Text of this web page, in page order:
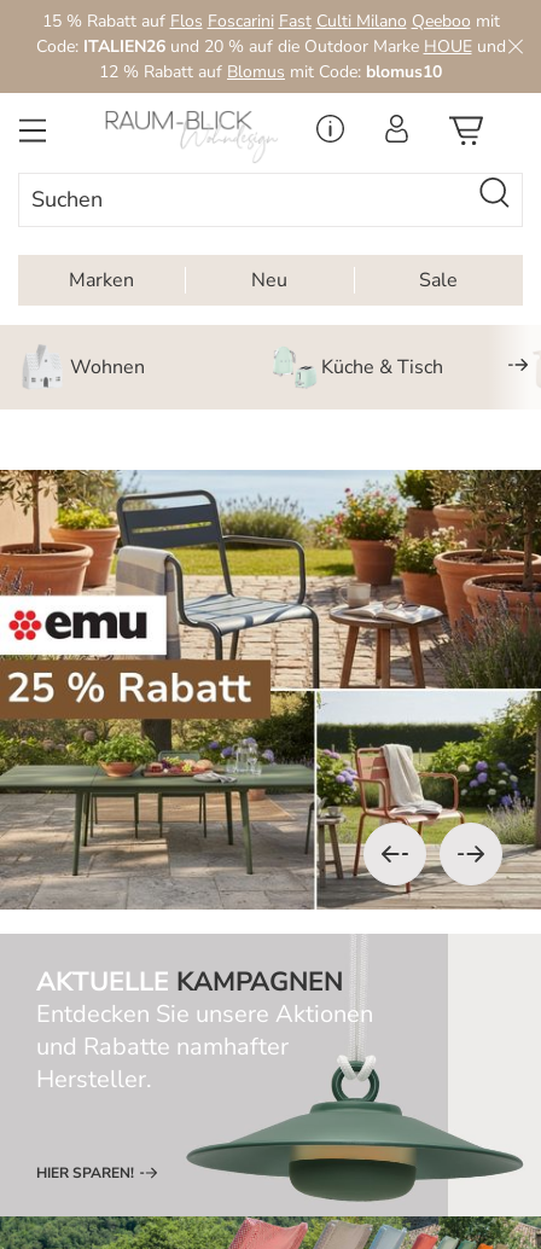
Zum Hauptinhalt springen
15 % Rabatt auf Flos Foscarini Fast Culti Milano Qeeboo mit
Code: ITALIEN26und 20 % auf die Outdoor Marke HOUEund
12 % Rabatt auf Blomus mit Code: blomus10
Marken Neu Sale
Wohnen Küche & Tisch
AKTUELLE KAMPAGNEN
Entdecken Sie unsere Aktionen
und Rabatte namhafter
Hersteller.
HIER SPAREN!